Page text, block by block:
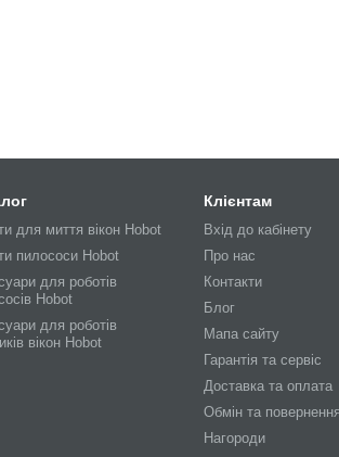
для миття вікон Hobot
пилососи Hobot
для роботів
Hobot
для роботів
вікон Hobot
Клієнтам
Вхід до кабінету
Про нас
Контакти
Блог
Мапа сайту
Гарантія та сервіс
Доставка та оплата
Обмін та повернення
Нагороди